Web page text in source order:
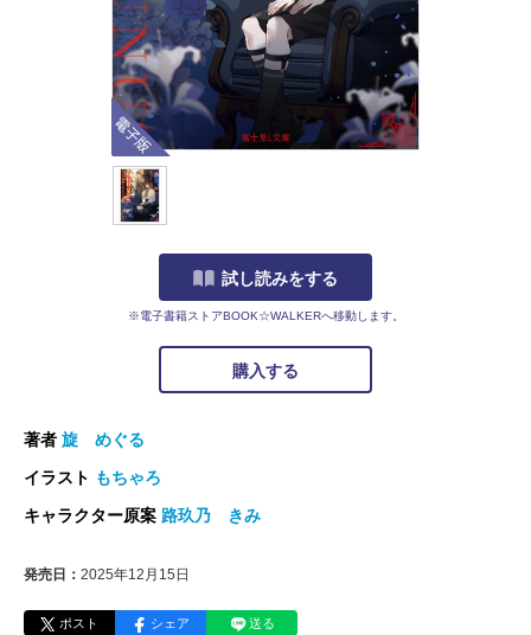
電子版
試し読みをする
※電子書籍ストアBOOK☆WALKERへ移動します。
購入する
著者 旋 めぐる
イラスト もちゃろ
キャラクター原案 路玖乃 きみ
発売日： 2025年12月15日
ポスト シェア 送る